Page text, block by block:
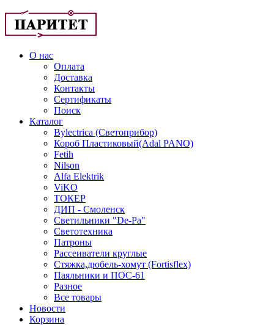
О нас
Оплата
Доставка
Контакты
Сертификаты
Поиск
Каталог
Bylectrica (Светоприбор)
Короб Пластиковый(Adal PANO)
Fetih
Nilson
Alfa Elektrik
ViKO
ТОКЕР
ДИП - Смоленск
Светильники "De-Pa"
Светотехника
Патроны
Рассеиватели круглые
Стяжка,дюбель-хомут (Fortisflex)
Паяльники и ПОС-61
Разное
Все товары
Новости
Корзина